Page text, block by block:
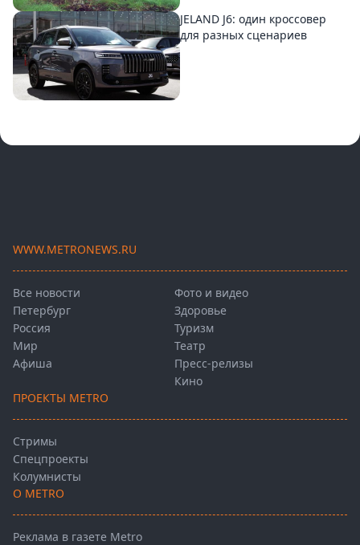
JELAND J6: один кроссовер
для разных сценариев
WWW.METRONEWS.RU
Все новости
Петербург
Россия
Мир
Афиша
Фото и видео
Здоровье
Туризм
Театр
Пресс-релизы
Кино
ПРОЕКТЫ METRO
Стримы
Спецпроекты
Колумнисты
О METRO
Реклама в газете Metro